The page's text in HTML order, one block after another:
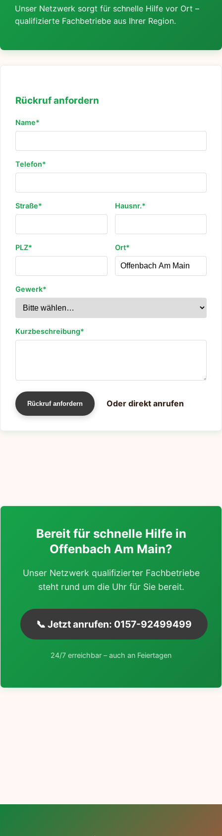
Unser Netzwerk sorgt für schnelle Hilfe vor Ort –
qualifizierte Fachbetriebe aus Ihrer Region.
Rückruf anfordern
Name*
Telefon*
Straße* Hausnr.*
PLZ* Ort*
Gewerk*
Kurzbeschreibung*
Rückruf anfordern Oder direkt anrufen
Bereit für schnelle Hilfe in
Offenbach Am Main?
Unser Netzwerk qualifizierter Fachbetriebe
steht rund um die Uhr für Sie bereit.
📞 Jetzt anrufen: 0157-92499499
24/7 erreichbar – auch an Feiertagen